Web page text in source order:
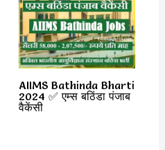
AIIMS Bathinda Bharti
2024 ✅ एम्स बठिंडा पंजाब
वैकेंसी